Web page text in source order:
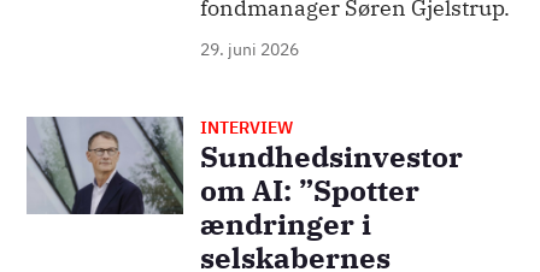
fondmanager Søren Gjelstrup.
29. juni 2026
Billede INTERVIEW
Sundhedsinvestor
om AI: ”Spotter
ændringer i
selskabernes